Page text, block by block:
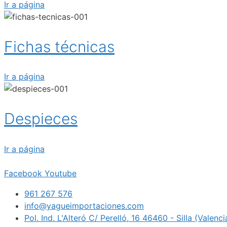
Ir a página
Fichas técnicas
Ir a página
Despieces
Ir a página
Facebook Youtube
961 267 576
info@yagueimportaciones.com
Pol. Ind. L'Alteró C/ Perelló, 16 46460 - Silla